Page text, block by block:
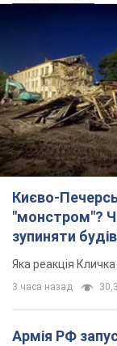
Києво-
"монстром"?
зупиняти
"московського
Яка реакція
3 часа назад
Армія РФ